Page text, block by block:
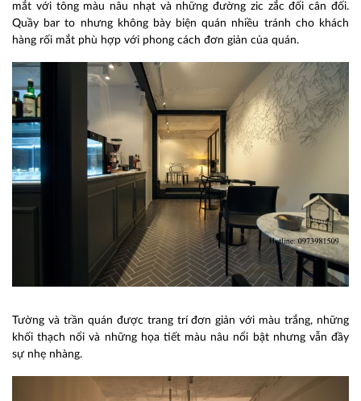
mắt với tông màu nâu nhạt và những đường zic zắc đối cân đối.
Quầy bar to nhưng không bày biện quán nhiều tránh cho khách
hàng rối mắt phù hợp với phong cách đơn giản của quán.
Tường và trần quán được trang trí đơn giản với màu trắng, những
khối thạch nổi và những họa tiết màu nâu nổi bật nhưng vẫn đầy
sự nhẹ nhàng.